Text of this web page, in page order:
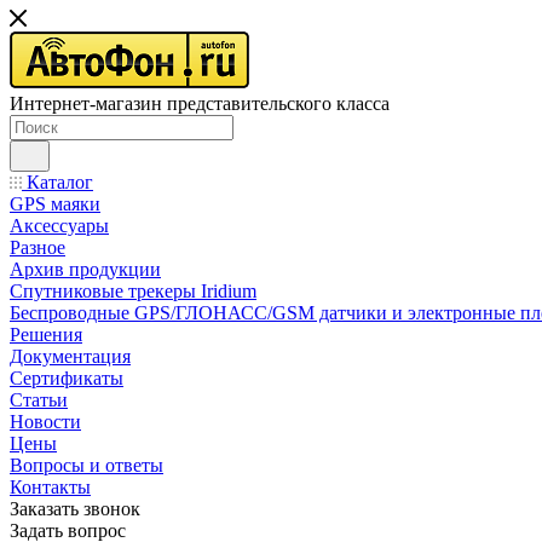
Интернет-магазин представительского класса
Каталог
GPS маяки
Аксессуары
Разное
Архив продукции
Спутниковые трекеры Iridium
Беспроводные GPS/ГЛОНАСС/GSM датчики и электронные
Решения
Документация
Сертификаты
Статьи
Новости
Цены
Вопросы и ответы
Контакты
Заказать звонок
Задать вопрос